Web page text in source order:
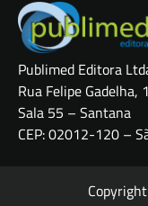
Publimed Editora
Rua Felipe Gadelha,
Sala 55 – Santana
CEP: 02012-120 –